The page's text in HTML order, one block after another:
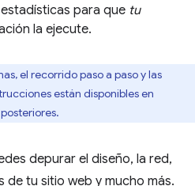
para que tu
la ejecute.
el recorrido paso a paso y las
están disponibles en
depurar el diseño, la red,
de tu sitio web y mucho más.